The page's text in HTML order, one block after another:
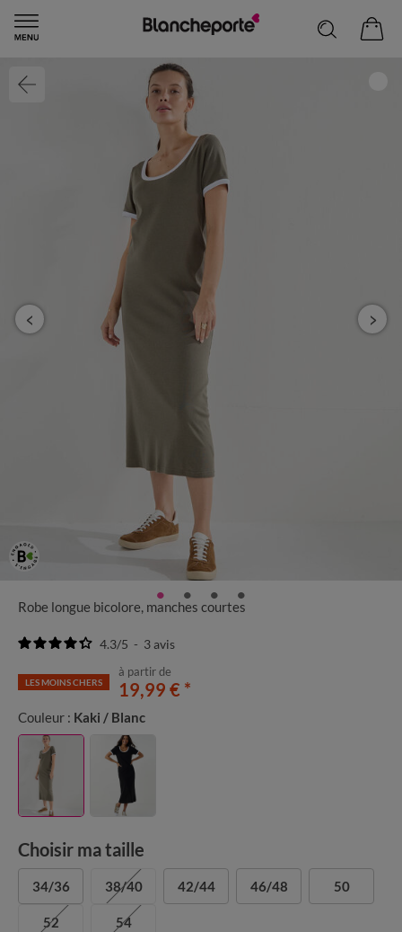
Robe longue bicolore, manches courtes
4.3/5 - 3avis
à partir de
19,99 € *
LES MOINS CHERS
Couleur : Kaki / Blanc
Choisir ma taille
34/36 38/40 42/44 46/48 50
52 54